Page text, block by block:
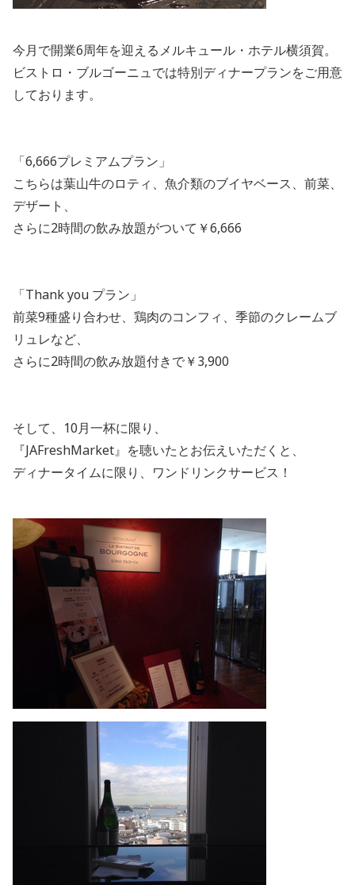
今月で開業6周年を迎えるメルキュール・ホテル横須賀。
ビストロ・ブルゴーニュでは特別ディナープランをご用意
しております。
「6,666プレミアムプラン」
こちらは葉山牛のロティ、魚介類のブイヤベース、前菜、
デザート、
さらに2時間の飲み放題がついて￥6,666
「Thank you プラン」
前菜9種盛り合わせ、鶏肉のコンフィ、季節のクレームブ
リュレなど、
さらに2時間の飲み放題付きで￥3,900
そして、10月一杯に限り、
『JAFreshMarket』を聴いたとお伝えいただくと、
ディナータイムに限り、ワンドリンクサービス！